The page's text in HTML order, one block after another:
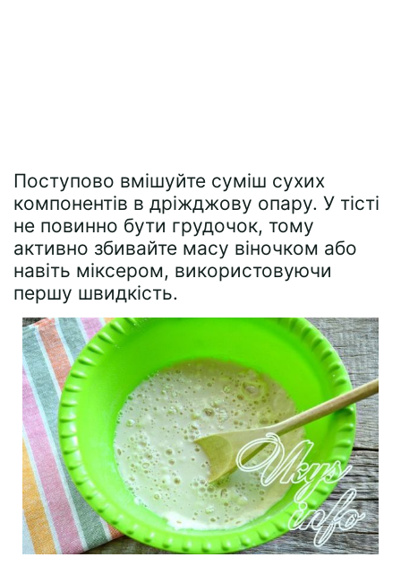
Поступово вмішуйте суміш сухих
компонентів в дріжджову опару. У тісті
не повинно бути грудочок, тому
активно збивайте масу віночком або
навіть міксером, використовуючи
першу швидкість.